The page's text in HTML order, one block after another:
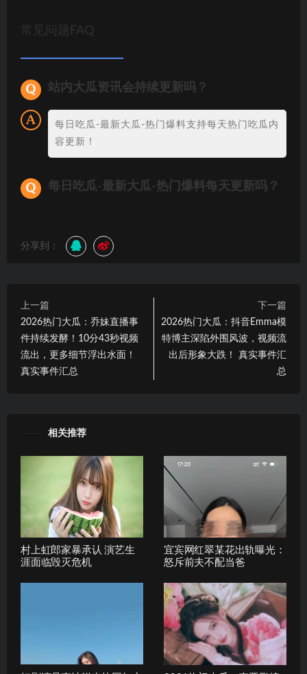
常见问题FAQ
站内大瓜资讯会持续更新吗？
每日吃瓜-最新大瓜-热门爆料支持每天热门吃瓜内
容更新！
每日吃瓜-最新大瓜-热门爆料每天更新吗？
分享到：
上一篇
2026热门大瓜：乔妹直播事
件持续发酵！10分43秒视频
流出，更多细节浮出水面！
真实事件汇总
下一篇
2026热门大瓜：抖音Emma模
特博主深陷外围风波，视频流
出后形象大跌！ 真实事件汇
总
相关推荐
村上虹郎家暴承认 演艺生
涯面临毁灭危机
宜宾网红翠某花出轨曝光：
怒斥前夫不配当爸